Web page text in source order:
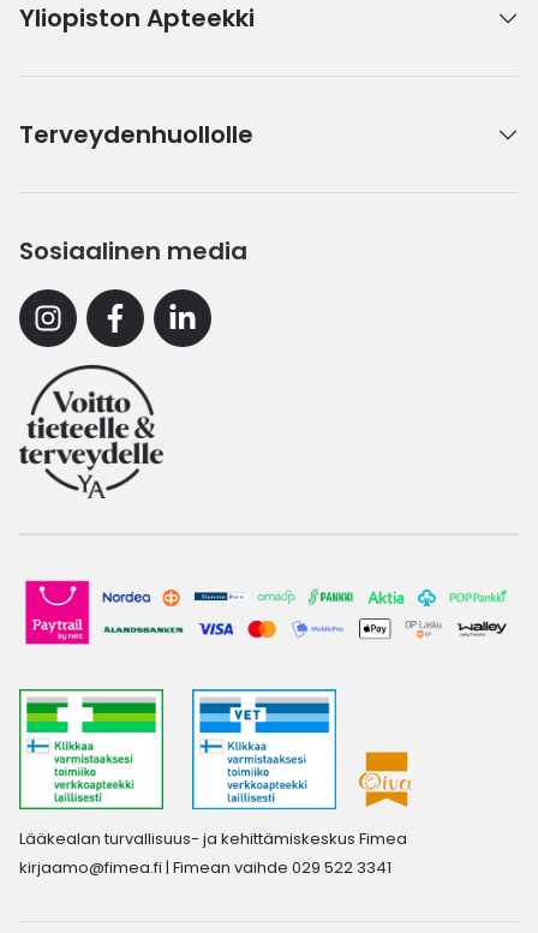
Yliopiston Apteekki
Terveydenhuollolle
Sosiaalinen media
InstagramFacebookLinkedin
Lääkealan turvallisuus- ja kehittämiskeskus Fimea
kirjaamo@fimea.fi | Fimean vaihde 029 522 3341